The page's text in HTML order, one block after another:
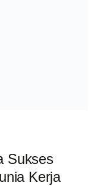
Sukses
Kerja